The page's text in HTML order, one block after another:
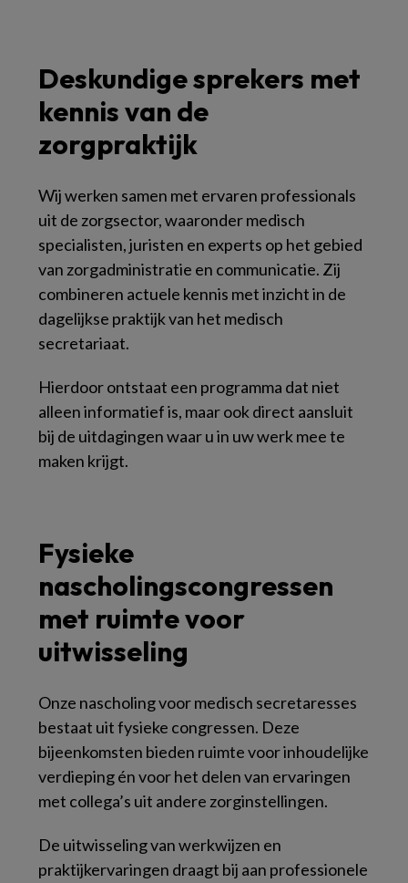
Deskundige sprekers met
kennis van de
zorgpraktijk
Wij werken samen met ervaren professionals
uit de zorgsector, waaronder medisch
specialisten, juristen en experts op het gebied
van zorgadministratie en communicatie. Zij
combineren actuele kennis met inzicht in de
dagelijkse praktijk van het medisch
secretariaat.
Hierdoor ontstaat een programma dat niet
alleen informatief is, maar ook direct aansluit
bij de uitdagingen waar u in uw werk mee te
maken krijgt.
Fysieke
nascholingscongressen
met ruimte voor
uitwisseling
Onze nascholing voor medisch secretaresses
bestaat uit fysieke congressen. Deze
bijeenkomsten bieden ruimte voor inhoudelijke
verdieping én voor het delen van ervaringen
met collega’s uit andere zorginstellingen.
De uitwisseling van werkwijzen en
praktijkervaringen draagt bij aan professionele